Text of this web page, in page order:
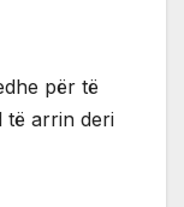
për të
të arrin deri